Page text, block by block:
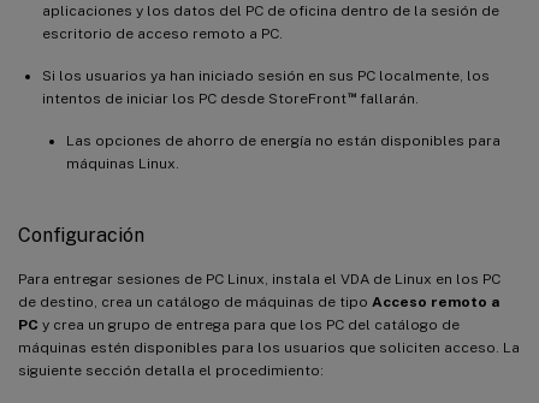
aplicaciones y los datos del PC de oficina dentro de la sesión de
escritorio de acceso remoto a PC.
Si los usuarios ya han iniciado sesión en sus PC localmente, los
intentos de iniciar los PC desde StoreFront™fallarán.
Las opciones de ahorro de energía no están disponibles para
máquinas Linux.
Configuración
Para entregar sesiones de PC Linux, instala el VDA de Linux en los PC
de destino, crea un catálogo de máquinas de tipo Acceso remoto a
PC y crea un grupo de entrega para que los PC del catálogo de
máquinas estén disponibles para los usuarios que soliciten acceso. La
siguiente sección detalla el procedimiento: